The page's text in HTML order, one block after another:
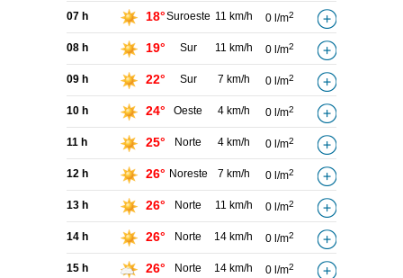
07 h 18°Suroeste 11 km/h 0 l/m2
08 h 19° Sur 11 km/h 0 l/m2
09 h 22° Sur 7 km/h 0 l/m2
10 h 24° Oeste 4 km/h 0 l/m2
11 h 25° Norte 4 km/h 0 l/m2
12 h 26° Noreste 7 km/h 0 l/m2
13 h 26° Norte 11 km/h 0 l/m2
14 h 26° Norte 14 km/h 0 l/m2
15 h 26° Norte 14 km/h 0 l/m2